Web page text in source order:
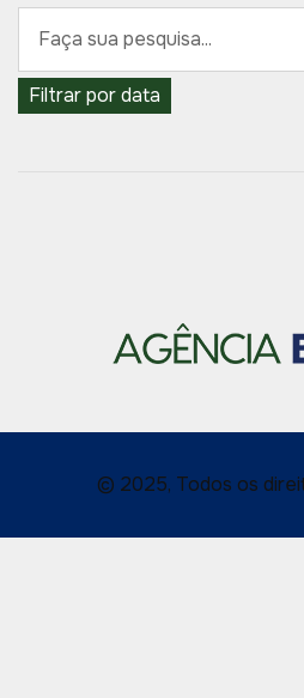
Filtrar por data
© 2025, Todos os